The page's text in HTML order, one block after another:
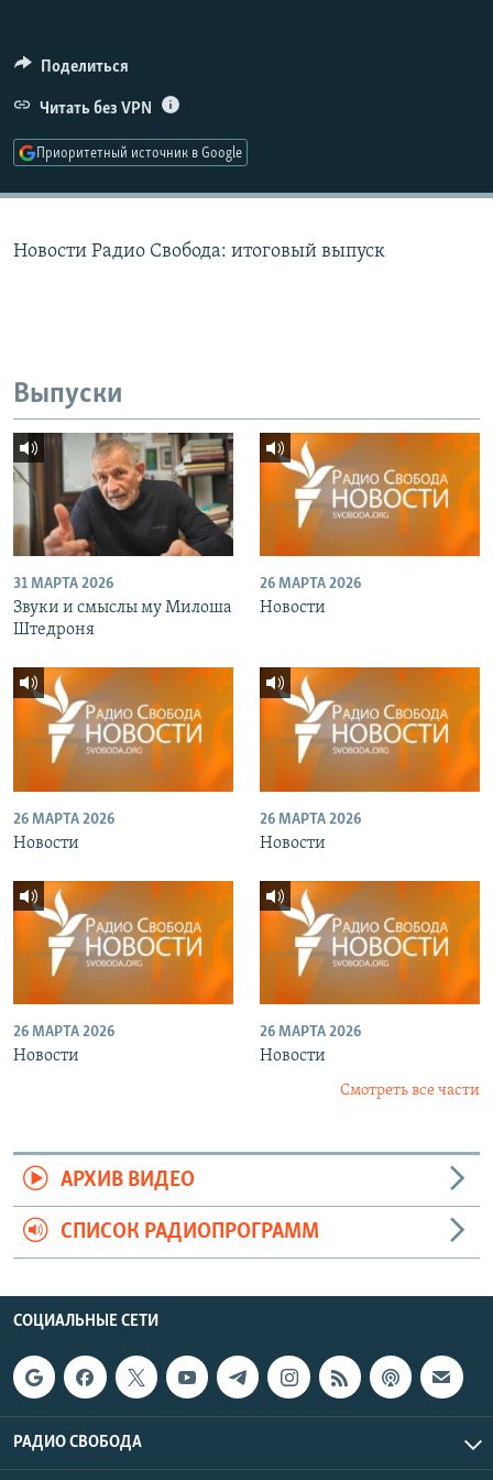
ПОДПИШИТЕСЬ НА РАССЫЛКУ
СОЦИАЛЬНЫЕ СЕТИ
Поделиться
Читать без VPN
Приоритетный источник в Google
Новости Радио Свобода: итоговый выпуск
Выпуски
31 МАРТА 2026
Звуки и смыслы му Милоша
Штедроня
26 МАРТА 2026
Новости
26 МАРТА 2026
Новости
26 МАРТА 2026
Новости
26 МАРТА 2026
Новости
26 МАРТА 2026
Новости
Смотреть все части
АРХИВ ВИДЕО
СПИСОК РАДИОПРОГРАММ
СОЦИАЛЬНЫЕ СЕТИ
РАДИО СВОБОДА